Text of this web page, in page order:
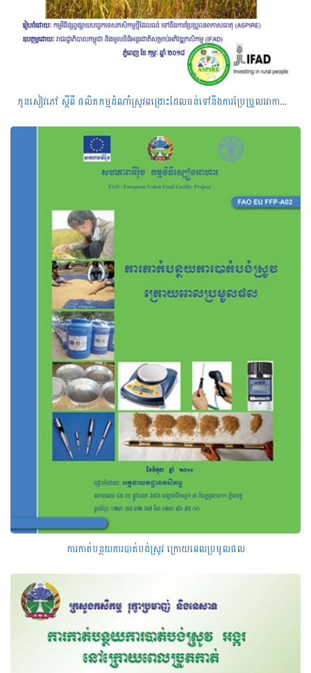
កូន​សៀវភៅ ​ស្ដីពី​ ផលិត​កម្ម​ដំណាំស្រូវ​ពង្រោះ​ដែល​ធន់​ទៅ​នឹង​​ការ​ប្រែ​ប្រួល​អាកាស​ធាតុ​
ការកាត់បន្ថយការបាត់បង់ស្រូវ ក្រោយពេលប្រមូលផល